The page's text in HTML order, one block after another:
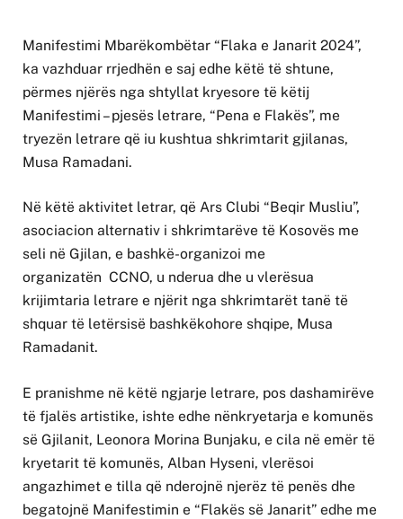
Manifestimi Mbarëkombëtar “Flaka e Janarit 2024”,
ka vazhduar rrjedhën e saj edhe këtë të shtune,
përmes njërës nga shtyllat kryesore të këtij
Manifestimi – pjesës letrare, “Pena e Flakës”, me
tryezën letrare që iu kushtua shkrimtarit gjilanas,
Musa Ramadani.
Në këtë aktivitet letrar, që Ars Clubi “Beqir Musliu”,
asociacion alternativ i shkrimtarëve të Kosovës me
seli në Gjilan, e bashkë-organizoi me
organizatën CCNO, u nderua dhe u vlerësua
krijimtaria letrare e njërit nga shkrimtarët tanë të
shquar të letërsisë bashkëkohore shqipe, Musa
Ramadanit.
E pranishme në këtë ngjarje letrare, pos dashamirëve
të fjalës artistike, ishte edhe nënkryetarja e komunës
së Gjilanit, Leonora Morina Bunjaku, e cila në emër të
kryetarit të komunës, Alban Hyseni, vlerësoi
angazhimet e tilla që nderojnë njerëz të penës dhe
begatojnë Manifestimin e “Flakës së Janarit” edhe me